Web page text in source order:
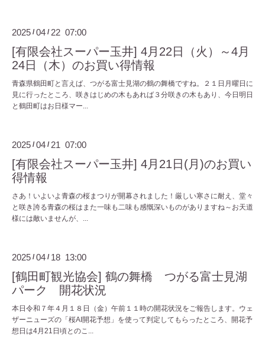
2025 /04 / 22 07:00
[有限会社スーパー玉井] 4月22日（火）～4月
24日（木）のお買い得情報
青森県鶴田町と言えば、つがる富士見湖の鶴の舞橋ですね。２１日月曜日に
見に行ったところ、咲きはじめの木もあれば３分咲きの木もあり、今日明日
と鶴田町はお日様マー...
2025 /04 / 21 07:00
[有限会社スーパー玉井] 4月21日(月)のお買い
得情報
さあ！いよいよ青森の桜まつりが開幕されました！厳しい寒さに耐え、堂々
と咲き誇る青森の桜はまた一味も二味も感慨深いものがありますね～お天道
様には敵いませんが、...
2025 /04 / 18 13:00
[鶴田町観光協会] 鶴の舞橋 つがる富士見湖
パーク 開花状況
本日令和７年４月１８日（金）午前１１時の開花状況をご報告します。ウェ
ザーニューズの「桜AI開花予想」を使って判定してもらったところ、開花予
想日は4月21日頃とのこ...